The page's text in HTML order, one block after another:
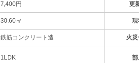
7,400円 更
30.60㎡ 現
鉄筋コンクリート造 火
1LDK 部